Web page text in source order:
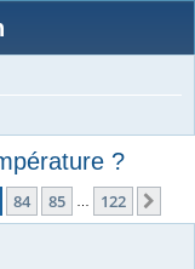
?
84 85 122